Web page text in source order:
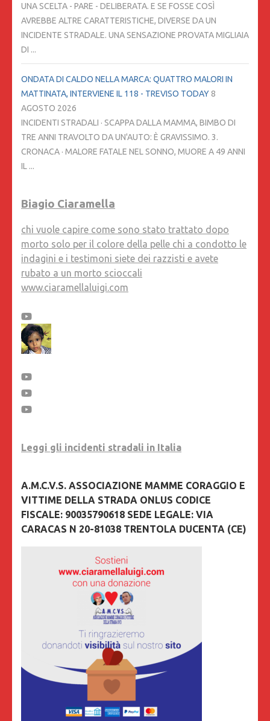
UNA SCELTA - PARE - DELIBERATA. E SE FOSSE COSÌ
AVREBBE ALTRE CARATTERISTICHE, DIVERSE DA UN
INCIDENTE STRADALE. UNA SENSAZIONE PROVATA MIGLIAIA
DI ...
ONDATA DI CALDO NELLA MARCA: QUATTRO MALORI IN
MATTINATA, INTERVIENE IL 118 - TREVISO TODAY8
AGOSTO 2026
INCIDENTI STRADALI · SCAPPA DALLA MAMMA, BIMBO DI
TRE ANNI TRAVOLTO DA UN'AUTO: È GRAVISSIMO. 3.
CRONACA · MALORE FATALE NEL SONNO, MUORE A 49 ANNI
IL ...
Biagio Ciaramella
chi vuole capire come sono stato trattato dopo
morto solo per il colore della pelle chi a condotto le
indagini e i testimoni siete dei razzisti e avete
rubato a un morto scioccali
www.ciaramellaluigi.com
Leggi gli incidenti stradali in Italia
A.M.C.V.S. ASSOCIAZIONE MAMME CORAGGIO E
VITTIME DELLA STRADA ONLUS CODICE
FISCALE: 90035790618 SEDE LEGALE: VIA
CARACAS N 20-81038 TRENTOLA DUCENTA (CE)